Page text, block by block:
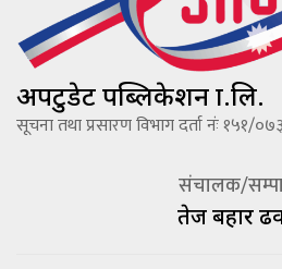
अपटुडेट पब्लिकेशन प्रा.लि.
सूचना तथा प्रसारण विभाग दर्ता नंः १५१/
संचालक/
तेज बहादूर